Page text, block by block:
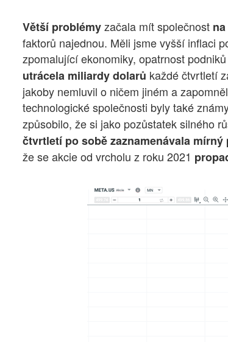
Větší problémyzačala mít společnost
faktorů najednou. Měli jsme vyšší inflaci
zpomalující ekonomiky, opatrnost
utrácela miliardy dolarů každé čtvrtletí
jakoby nemluvil o ničem jiném a
technologické společnosti byly také
způsobilo, že si jako pozůstatek silného
čtvrtletí po sobě zaznamenávala mírný
že se akcie od vrcholu z roku 2021